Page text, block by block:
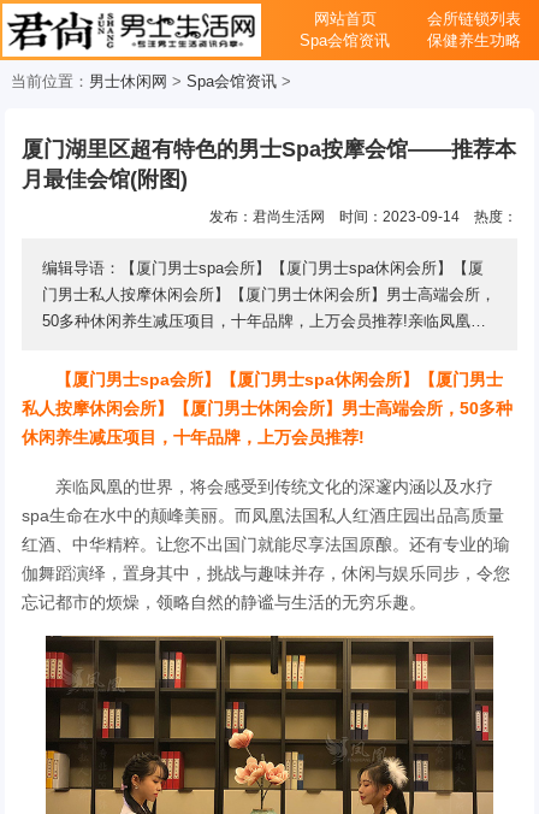
网站首页
会所链锁列表
Spa会馆资讯
保健养生功略
当前位置： 男士休闲网 > Spa会馆资讯>
厦门湖里区超有特色的男士Spa按摩会馆——推荐本
月最佳会馆(附图)
发布：君尚生活网 时间：2023-09-14 热度：
编辑导语：【厦门男士spa会所】【厦门男士spa休闲会所】【厦
门男士私人按摩休闲会所】【厦门男士休闲会所】男士高端会所，
50多种休闲养生减压项目，十年品牌，上万会员推荐!亲临凤凰的
【厦门男士spa会所】【厦门男士spa休闲会所】【厦门男士
私人按摩休闲会所】【厦门男士休闲会所】男士高端会所，50多种
休闲养生减压项目，十年品牌，上万会员推荐!
亲临凤凰的世界，将会感受到传统文化的深邃内涵以及水疗
spa生命在水中的颠峰美丽。而凤凰法国私人红酒庄园出品高质量
红酒、中华精粹。让您不出国门就能尽享法国原酿。还有专业的瑜
伽舞蹈演绎，置身其中，挑战与趣味并存，休闲与娱乐同步，令您
忘记都市的烦燥，领略自然的静谧与生活的无穷乐趣。